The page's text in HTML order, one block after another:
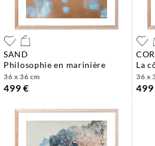
SAND
philosophie en marinière
36 x 36 cm
499 €
la
36 x
499